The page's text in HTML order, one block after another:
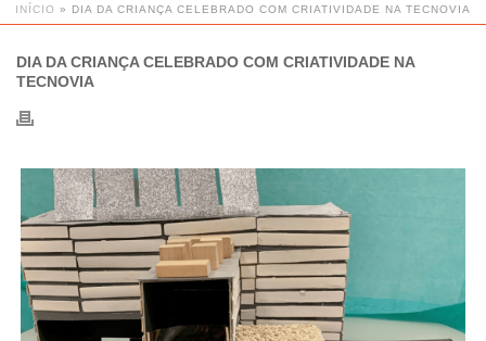
INÍCIO » DIA DA CRIANÇA CELEBRADO COM CRIATIVIDADE NA TECNOVIA
DIA DA CRIANÇA CELEBRADO COM CRIATIVIDADE NA
TECNOVIA